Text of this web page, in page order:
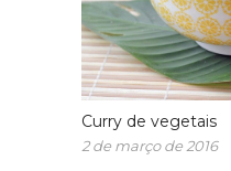
Curry de vegetais
2 de março de 2016